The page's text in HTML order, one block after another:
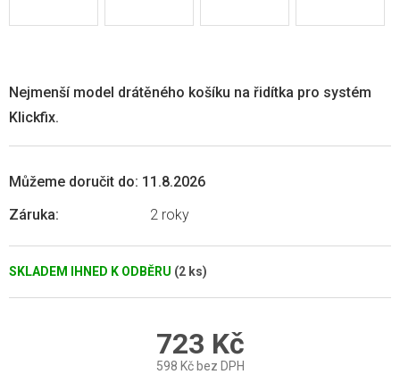
SKLADEM IHNED K ODBĚRU (2 ks)
Můžeme doručit do: 11.8.2026
Záruka: 2 roky
Nejmenší model drátěného košíku na řidítka pro systém
Klickfix.
723 Kč
598 Kč bez DPH